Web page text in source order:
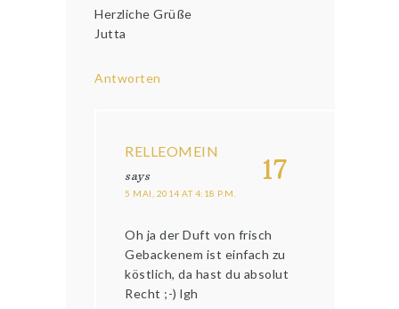
Herzliche Grüße
Jutta
Antworten
17
RELLEOMEIN
says
5 MAI, 2014 AT 4:18 P.M.
Oh ja der Duft von frisch
Gebackenem ist einfach zu
köstlich, da hast du absolut
Recht ;-) lgh